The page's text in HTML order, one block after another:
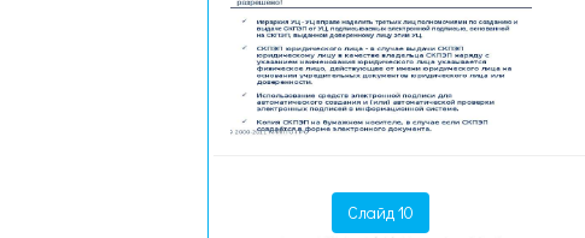
Слайд 10